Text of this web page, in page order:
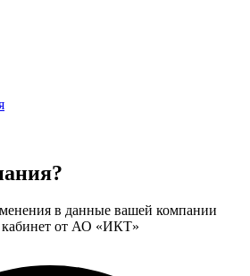
в данные вашей компании
от АО «ИКТ»